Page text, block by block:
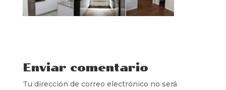
Enviar comentario
Tu dirección de correo electrónico no será